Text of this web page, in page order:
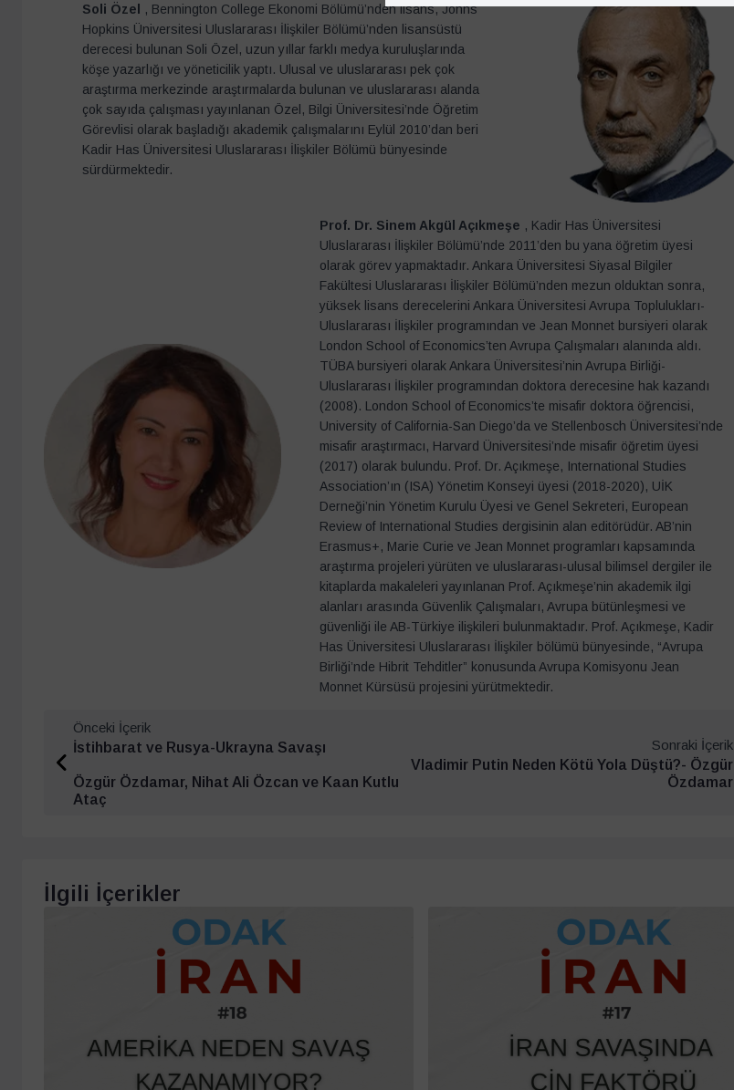
Soli Özel
, Bennington College Ekonomi Bölümü’nden lisans, Johns
Hopkins Üniversitesi Uluslararası İlişkiler Bölümü’nden lisansüstü
derecesi bulunan Soli Özel, uzun yıllar farklı medya kuruluşlarında
köşe yazarlığı ve yöneticilik yaptı. Ulusal ve uluslararası pek çok
araştırma merkezinde araştırmalarda bulunan ve uluslararası alanda
çok sayıda çalışması yayınlanan Özel, Bilgi Üniversitesi’nde Öğretim
Görevlisi olarak başladığı akademik çalışmalarını Eylül 2010’dan beri
Kadir Has Üniversitesi Uluslararası İlişkiler Bölümü bünyesinde
sürdürmektedir.
Prof. Dr. Sinem Akgül Açıkmeşe , Kadir Has Üniversitesi
Uluslararası İlişkiler Bölümü’nde 2011’den bu yana öğretim üyesi
olarak görev yapmaktadır. Ankara Üniversitesi Siyasal Bilgiler
Fakültesi Uluslararası İlişkiler Bölümü’nden mezun olduktan sonra,
yüksek lisans derecelerini Ankara Üniversitesi Avrupa Toplulukları-
Uluslararası İlişkiler programından ve Jean Monnet bursiyeri olarak
London School of Economics’ten Avrupa Çalışmaları alanında aldı.
TÜBA bursiyeri olarak Ankara Üniversitesi’nin Avrupa Birliği-
Uluslararası İlişkiler programından doktora derecesine hak kazandı
(2008). London School of Economics’te misafir doktora öğrencisi,
University of California-San Diego’da ve Stellenbosch Üniversitesi’nde
misafir araştırmacı, Harvard Üniversitesi’nde misafir öğretim üyesi
(2017) olarak bulundu. Prof. Dr. Açıkmeşe, International Studies
Association’ın (ISA) Yönetim Konseyi üyesi (2018-2020), UİK
Derneği’nin Yönetim Kurulu Üyesi ve Genel Sekreteri, European
Review of International Studies dergisinin alan editörüdür. AB’nin
Erasmus+, Marie Curie ve Jean Monnet programları kapsamında
araştırma projeleri yürüten ve uluslararası-ulusal bilimsel dergiler ile
kitaplarda makaleleri yayınlanan Prof. Açıkmeşe’nin akademik ilgi
alanları arasında Güvenlik Çalışmaları, Avrupa bütünleşmesi ve
güvenliği ile AB-Türkiye ilişkileri bulunmaktadır. Prof. Açıkmeşe, Kadir
Has Üniversitesi Uluslararası İlişkiler bölümü bünyesinde, “Avrupa
Birliği’nde Hibrit Tehditler” konusunda Avrupa Komisyonu Jean
Monnet Kürsüsü projesini yürütmektedir.
Önceki İçerik
İstihbarat ve Rusya-Ukrayna Savaşı
Özgür Özdamar, Nihat Ali Özcan ve Kaan Kutlu
Ataç
Sonraki İçerik
Vladimir Putin Neden Kötü Yola Düştü?- Özgür
Özdamar
İlgili İçerikler